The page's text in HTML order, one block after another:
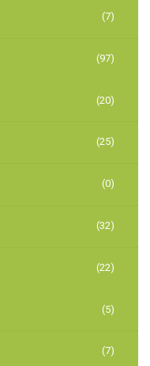
(7)
(97)
(20)
(25)
(0)
(32)
(22)
(5)
(7)